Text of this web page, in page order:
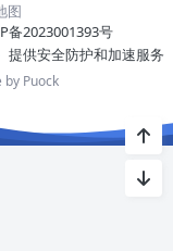
图
备2023001393号
提供安全防护和加速服务
by Puock